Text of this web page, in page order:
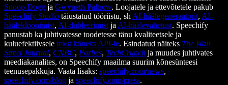
Snoop Dogg ja Gwyneth Paltrow. Loojatele ja ettevõtetele pakub
Speechify Studio täiustatud tööriistu, sh AI-häälegeneraatorit, AI-
häälekloonimist, AI-dubleerimist ja AI-häälevahetust. Speechify
panustab ka juhtivatesse toodetesse tänu kvaliteetsele ja
kuluefektiivsele tekst kõneks API-le. Esindatud näiteks The Wall
Street Journal, CNBC, Forbes, TechCrunch ja muudes juhtivates
meediakanalites, on Speechify maailma suurim kõnesünteesi
teenusepakkuja. Vaata lisaks: speechify.com/news,
speechify.com/blog ja speechify.com/press.